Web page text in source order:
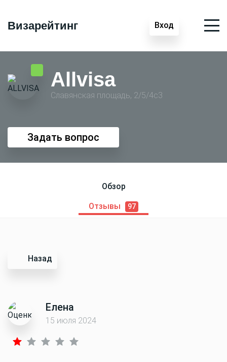
Визарейтинг Вход
Allvisa
Славянская площадь, 2/5/4с3
Задать вопрос
Обзор
Отзывы 97
Назад
Елена
15 июля 2024